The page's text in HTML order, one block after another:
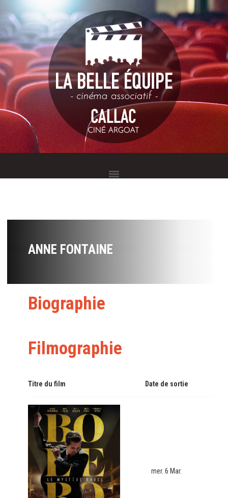
ANNE FONTAINE
Biographie
Filmographie
Titre du film Date de sortie
mer. 6 Mar.